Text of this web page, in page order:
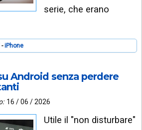
serie, che erano
iPhone
Android senza perdere
16 / 06 / 2026
Utile il "non disturbare"